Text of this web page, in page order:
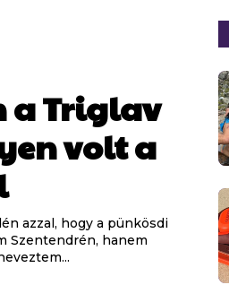
a Triglav
volt a
azzal, hogy a pünkösdi
Szentendrén, hanem